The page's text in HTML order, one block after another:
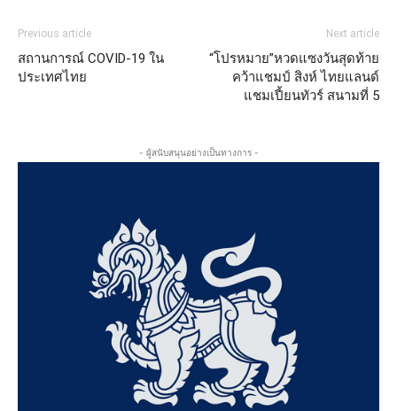
Previous article
สถานการณ์ COVID-19 ใน
ประเทศไทย
Next article
“โปรหมาย”หวดแซงวันสุดท้าย
คว้าแชมป์ สิงห์ ไทยแลนด์
แชมเปี้ยนทัวร์ สนามที่ 5
- ผู้สนับสนุนอย่างเป็นทางการ -